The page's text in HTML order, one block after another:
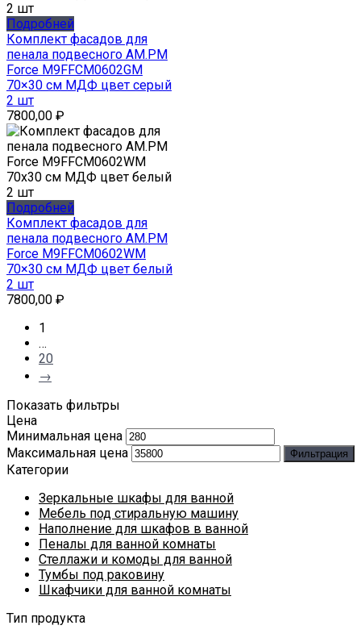
Подробней
Комплект фасадов для
пенала подвесного AM.PM
Force M9FFCM0602GM
70×30 см МДФ цвет серый
2 шт
7800,00 ₽
Подробней
Комплект фасадов для
пенала подвесного AM.PM
Force M9FFCM0602WM
70×30 см МДФ цвет белый
2 шт
7800,00 ₽
1
…
20
→
Показать фильтры
Цена
Минимальная цена
Максимальная цена
Фильтрация
Категории
Зеркальные шкафы для ванной
Мебель под стиральную машину
Наполнение для шкафов в ванной
Пеналы для ванной комнаты
Стеллажи и комоды для ванной
Тумбы под раковину
Шкафчики для ванной комнаты
Тип продукта